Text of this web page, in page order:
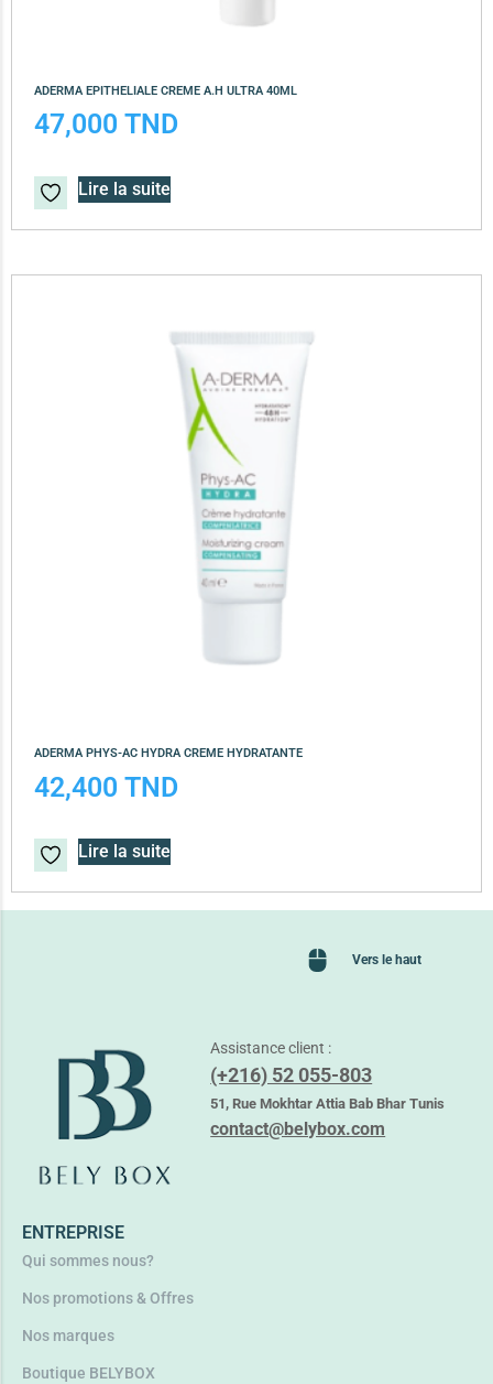
ADERMA PHYS-AC HYDRA CREME HYDRATANTE
42,400 TND
Lire la suite
ADERMA EPITHELIALE CREME A.H ULTRA 40ML
47,000 TND
Lire la suite
Vers le haut
Assistance client :
(+216) 52 055-803
51, Rue Mokhtar Attia Bab Bhar Tunis
contact@belybox.com
ENTREPRISE
Qui sommes nous?
Nos promotions & Offres
Nos marques
Boutique BELYBOX